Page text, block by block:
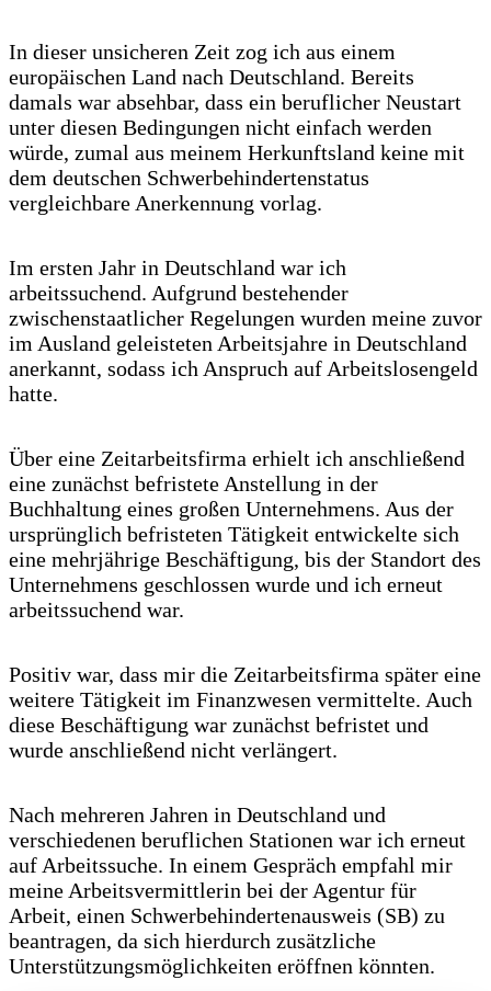
In dieser unsicheren Zeit zog ich aus einem
europäischen Land nach Deutschland. Bereits
damals war absehbar, dass ein beruflicher Neustart
unter diesen Bedingungen nicht einfach werden
würde, zumal aus meinem Herkunftsland keine mit
dem deutschen Schwerbehindertenstatus
vergleichbare Anerkennung vorlag.
Im ersten Jahr in Deutschland war ich
arbeitssuchend. Aufgrund bestehender
zwischenstaatlicher Regelungen wurden meine zuvor
im Ausland geleisteten Arbeitsjahre in Deutschland
anerkannt, sodass ich Anspruch auf Arbeitslosengeld
hatte.
Über eine Zeitarbeitsfirma erhielt ich anschließend
eine zunächst befristete Anstellung in der
Buchhaltung eines großen Unternehmens. Aus der
ursprünglich befristeten Tätigkeit entwickelte sich
eine mehrjährige Beschäftigung, bis der Standort des
Unternehmens geschlossen wurde und ich erneut
arbeitssuchend war.
Positiv war, dass mir die Zeitarbeitsfirma später eine
weitere Tätigkeit im Finanzwesen vermittelte. Auch
diese Beschäftigung war zunächst befristet und
wurde anschließend nicht verlängert.
Nach mehreren Jahren in Deutschland und
verschiedenen beruflichen Stationen war ich erneut
auf Arbeitssuche. In einem Gespräch empfahl mir
meine Arbeitsvermittlerin bei der Agentur für
Arbeit, einen Schwerbehindertenausweis (SB) zu
beantragen, da sich hierdurch zusätzliche
Unterstützungsmöglichkeiten eröffnen könnten.